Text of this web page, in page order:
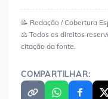
📝 Redação / Cobertura
⚖️ Todos os direitos
citação da fonte.
COMPARTILHAR: